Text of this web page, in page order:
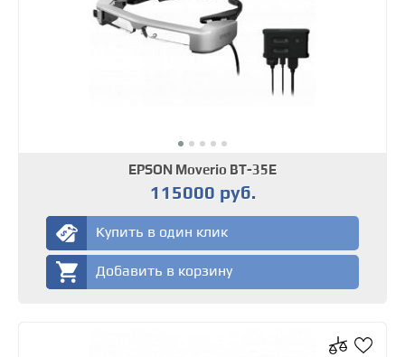
EPSON Moverio BT-35E
115000 руб.
Купить в один клик
Добавить в корзину